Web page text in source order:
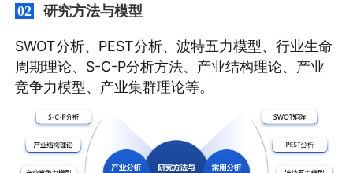
02 研究方法与模型
SWOT分析、PEST分析、波特五力模型、行业生命
周期理论、S-C-P分析方法、产业结构理论、产业
竞争力模型、产业集群理论等。